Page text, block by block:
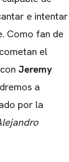
e intentar
Como fan de
el
Jeremy
a
por la